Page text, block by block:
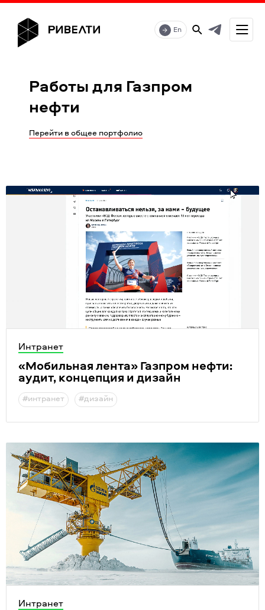
En
Работы для Газпром
нефти
Перейти в общее портфолио
Интранет
«Мобильная лента» Газпром нефти:
аудит, концепция и дизайн
#интранет #дизайн
Интранет